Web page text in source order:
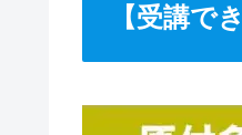
【受講で